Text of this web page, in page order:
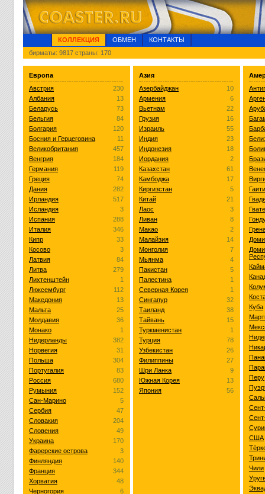
КОЛЛЕКЦИЯ ОБМЕН
КОНТАКТЫ
бирматы: 9817 страны: 170
Европа
Австрия
230
Албания
13
Беларусь
73
Бельгия
84
Болгария
120
Босния и Герцеговина
11
Великобритания
457
Венгрия
184
Германия
119
Греция
74
Дания
282
Ирландия
517
Исландия
3
Испания
288
Италия
346
Кипр
33
Косово
3
Латвия
84
Литва
279
Лихтенштейн
1
Люксембург
112
Македония
13
Мальта
25
Молдавия
36
Монако
1
Нидерланды
382
Норвегия
31
Польша
304
Португалия
83
Россия
680
Румыния
152
Сан-Марино
5
Сербия
47
Словакия
204
Словения
49
Украина
170
Фарерские острова
3
Финляндия
140
Франция
344
Хорватия
48
Черногория
6
Азия
Азербайджан
10
Армения
6
Вьетнам
22
Грузия
16
Израиль
55
Индия
23
Индонезия
18
Иордания
2
Казахстан
61
Камбоджа
17
Киргизстан
5
Китай
21
Лаос
3
Ливан
8
Макао
2
Малайзия
14
Монголия
7
Мьянма
4
Пакистан
5
Палестина
1
Северная Корея
1
Сингапур
32
Таиланд
38
Тайвань
15
Туркменистан
1
Турция
78
Узбекистан
26
Филиппины
27
Шри Ланка
9
Южная Корея
13
Япония
56
Гаити
Куба
Перу
США
Чили